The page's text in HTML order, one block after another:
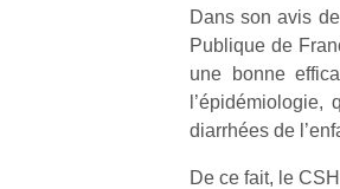
Dans son avis
Publique de
une bonne
diarrhées de
De ce fait, le